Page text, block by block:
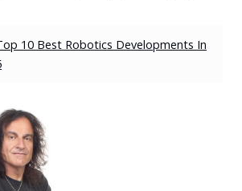
10 Best Robotics Developments In